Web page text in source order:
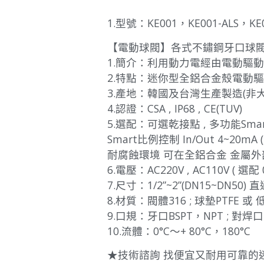
1.型號：KE001，KE001-ALS，
【電動球閥】各式不鏽鋼牙口
1.簡介：利用動力電經由電動驅
2.特點：迷你型全鋁合金殼電動
3.產地：韓國及台灣生產製造(非
4.認證：CSA , IP68 , CE(TUV)
5.選配：可選乾接點 , 多功能
Smart比例控制 In/Out 4~20mA
耐腐蝕環境 可在全鋁合金 金屬外
6.電壓：AC220V , AC110V ( 選配
7.尺寸：1/2”~2”(DN15~DN50)
8.材質：閥體316 ; 球墊PTFE 或
9.口規：牙口BSPT，NPT ; 對焊
10.流體：0°C〜+ 80°C，180°C
★技術諮詢 找便宜又耐用可靠的